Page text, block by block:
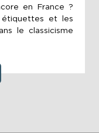
en France ?
étiquettes et les
le classicisme